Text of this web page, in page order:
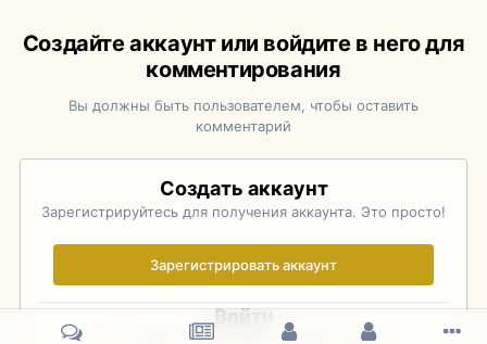
Создайте аккаунт или войдите в него для
комментирования
Вы должны быть пользователем, чтобы оставить
комментарий
Создать аккаунт
Зарегистрируйтесь для получения аккаунта. Это просто!
Зарегистрировать аккаунт
Войти
Уже зарегистрированы? Войдите здесь.